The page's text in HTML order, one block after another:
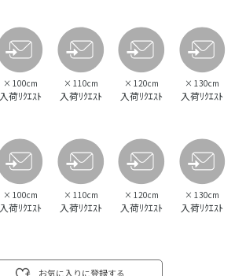
× 100cm
入荷ﾘｸｴｽﾄ
× 110cm
入荷ﾘｸｴｽﾄ
× 120cm
入荷ﾘｸｴｽﾄ
× 130cm
入荷ﾘｸｴｽﾄ
× 100cm
入荷ﾘｸｴｽﾄ
× 110cm
入荷ﾘｸｴｽﾄ
× 120cm
入荷ﾘｸｴｽﾄ
× 130cm
入荷ﾘｸｴｽﾄ
お気に入りに登録する